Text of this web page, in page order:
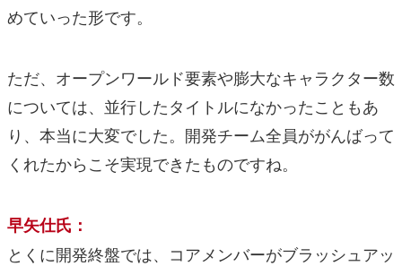
めていった形です。
ただ、オープンワールド要素や膨大なキャラクター数
については、並行したタイトルになかったこともあ
り、本当に大変でした。開発チーム全員ががんばって
くれたからこそ実現できたものですね。
早矢仕氏：
とくに開発終盤では、コアメンバーがブラッシュアッ